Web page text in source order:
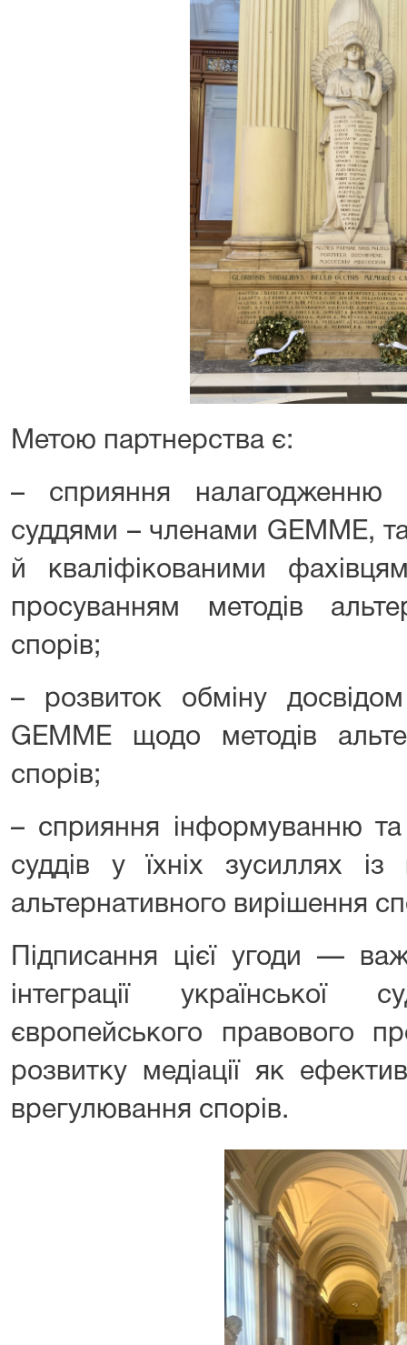
Метою партнерства є:
– сприяння налагодженню
суддями – членами GEMME,
й кваліфікованими
просуванням методів
спорів;
– розвиток обміну
GEMME щодо методів
спорів;
– сприяння інформуванню та
суддів у їхніх зусиллях із
альтернативного вирішення
Підписання цієї угоди —
інтеграції
європейського правового
розвитку медіації як
врегулювання спорів.